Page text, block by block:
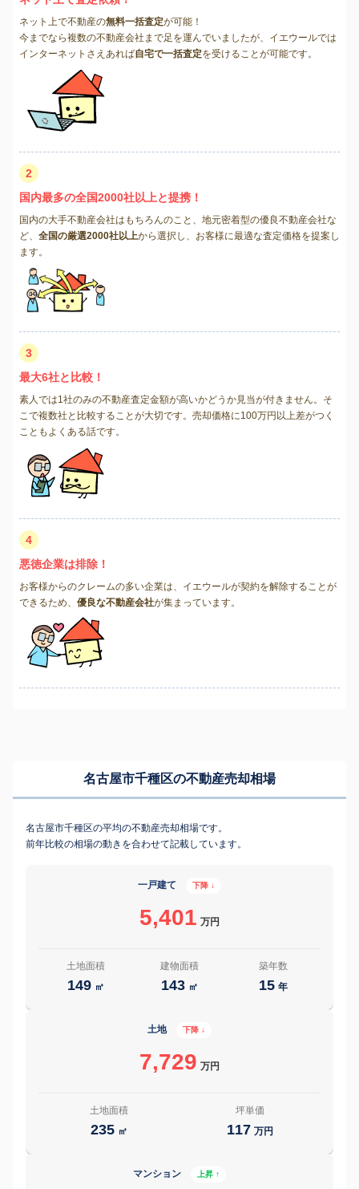
ネット上で不動産の無料一括査定が可能！
今までなら複数の不動産会社まで足を運んでいましたが、イエウールでは
インターネットさえあれば自宅で一括査定を受けることが可能です。
2
国内最多の全国2000社以上と提携！
国内の大手不動産会社はもちろんのこと、地元密着型の優良不動産会社な
ど、 全国の厳選2000社以上から選択し、お客様に最適な査定価格を提案し
ます。
3
最大6社と比較！
素人では1社のみの不動産査定金額が高いかどうか見当が付きません。そ
こで複数社と比較することが大切です。売却価格に100万円以上差がつく
こともよくある話です。
4
悪徳企業は排除！
お客様からのクレームの多い企業は、イエウールが契約を解除することが
できるため、 優良な不動産会社が集まっています。
名古屋市千種区の不動産売却相場
名古屋市千種区の平均の不動産売却相場です。
前年比較の相場の動きを合わせて記載しています。
一戸建て 下降 ↓
5,401 万円
土地面積
149 ㎡
建物面積
143 ㎡
築年数
15 年
土地 下降 ↓
7,729 万円
土地面積
235 ㎡
坪単価
117 万円
マンション 上昇 ↑